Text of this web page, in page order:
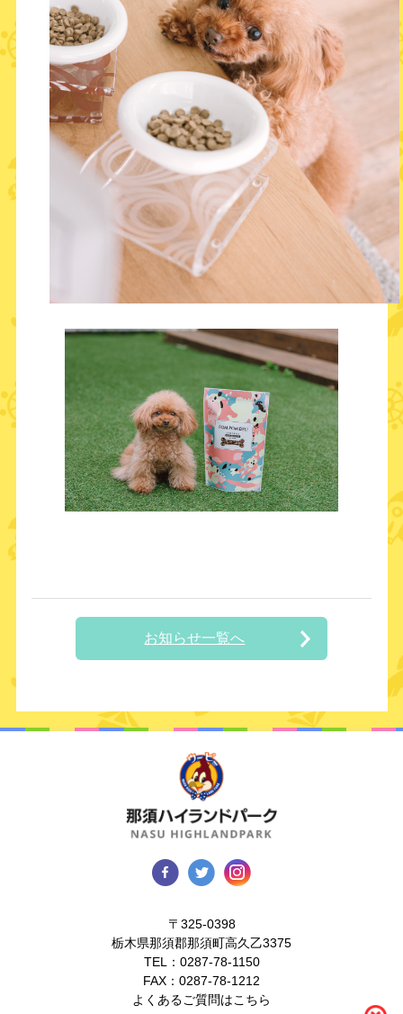
お知らせ一覧へ
〒325-0398
栃木県那須郡那須町高久乙3375
TEL： 0287-78-1150
FAX：0287-78-1212
よくあるご質問はこちら